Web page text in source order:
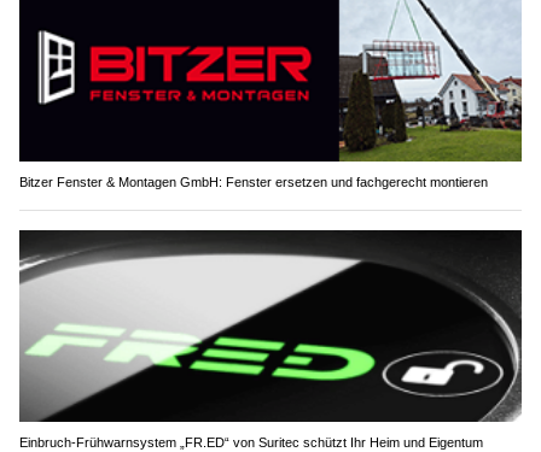
Bitzer Fenster & Montagen GmbH: Fenster ersetzen und fachgerecht montieren
Einbruch-Frühwarnsystem „FR.ED“ von Suritec schützt Ihr Heim und Eigentum